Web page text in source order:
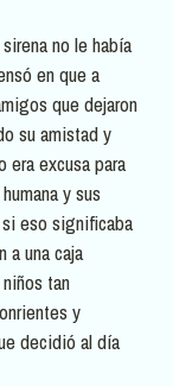
no le había
en que a
que dejaron
su amistad y
era excusa para
y sus
si eso significaba
a una caja
tan
y
decidió al día